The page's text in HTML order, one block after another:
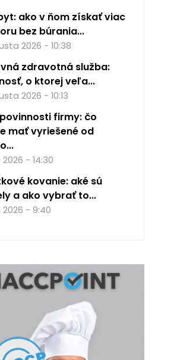
ako v ňom získať viac
bez búrania...
2026 - 10:38
zdravotná služba:
o ktorej veľa...
2026 - 10:13
povinnosti firmy: čo
mať vyriešené od
2026 - 14:30
kovanie: aké sú
a ako vybrať to...
2026 - 9:40